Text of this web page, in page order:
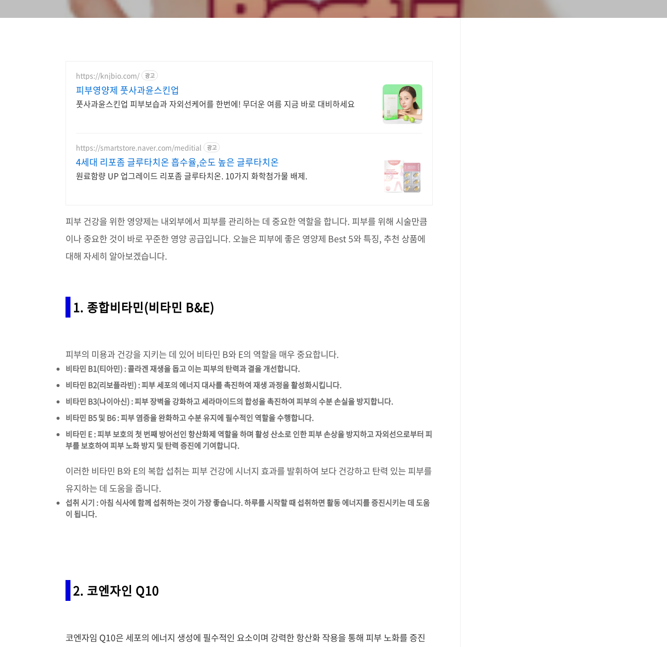
https://knjbio.com/ 광고
피부영양제 풋사과윤스킨업
풋사과윤스킨업 피부보습과 자외선케어를 한번에! 무더운 여름 지금 바로 대비하세요
https://smartstore.naver.com/meditial 광고
4세대 리포좀 글루타치온 흡수율,순도 높은 글루타치온
원료함량 UP 업그레이드 리포좀 글루타치온. 10가지 화학첨가물 배제.
피부 건강을 위한 영양제는 내외부에서 피부를 관리하는 데 중요한 역할을 합니다. 피부를 위해 시술만큼
이나 중요한 것이 바로 꾸준한 영양 공급입니다. 오늘은 피부에 좋은 영양제 Best 5와 특징, 추천 상품에
대해 자세히 알아보겠습니다.
1. 종합비타민(비타민 B&E)
피부의 미용과 건강을 지키는 데 있어 비타민 B와 E의 역할을 매우 중요합니다.
비타민 B1(티아민) : 콜라겐 재생을 돕고 이는 피부의 탄력과 결을 개선합니다.
비타민 B2(리보플라빈) : 피부 세포의 에너지 대사를 촉진하여 재생 과정을 활성화시킵니다.
비타민 B3(나이아신) : 피부 장벽을 강화하고 세라마이드의 합성을 촉진하여 피부의 수분 손실을 방지합니다.
비타민 B5 및 B6 : 피부 염증을 완화하고 수분 유지에 필수적인 역할을 수행합니다.
비타민 E : 피부 보호의 첫 번째 방어선인 항산화제 역할을 하며 활성 산소로 인한 피부 손상을 방지하고 자외선으로부터 피
부를 보호하여 피부 노화 방지 및 탄력 증진에 기여합니다.
이러한 비타민 B와 E의 복합 섭취는 피부 건강에 시너지 효과를 발휘하여 보다 건강하고 탄력 있는 피부를
유지하는 데 도움을 줍니다.
섭취 시기 : 아침 식사에 함께 섭취하는 것이 가장 좋습니다. 하루를 시작할 때 섭취하면 활동 에너지를 증진시키는 데 도움
이 됩니다.
2. 코엔자인 Q10
코엔자임 Q10은 세포의 에너지 생성에 필수적인 요소이며 강력한 항산화 작용을 통해 피부 노화를 증진